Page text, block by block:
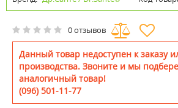
0 отзывов
Данный товар недоступен к заказу
производства. Звоните и мы
аналогичный товар!
(096) 501-11-77